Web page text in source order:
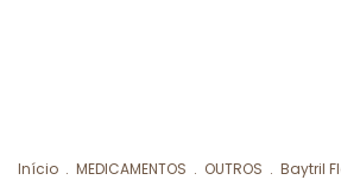
Início . MEDICAMENTOS . OUTROS . Baytril